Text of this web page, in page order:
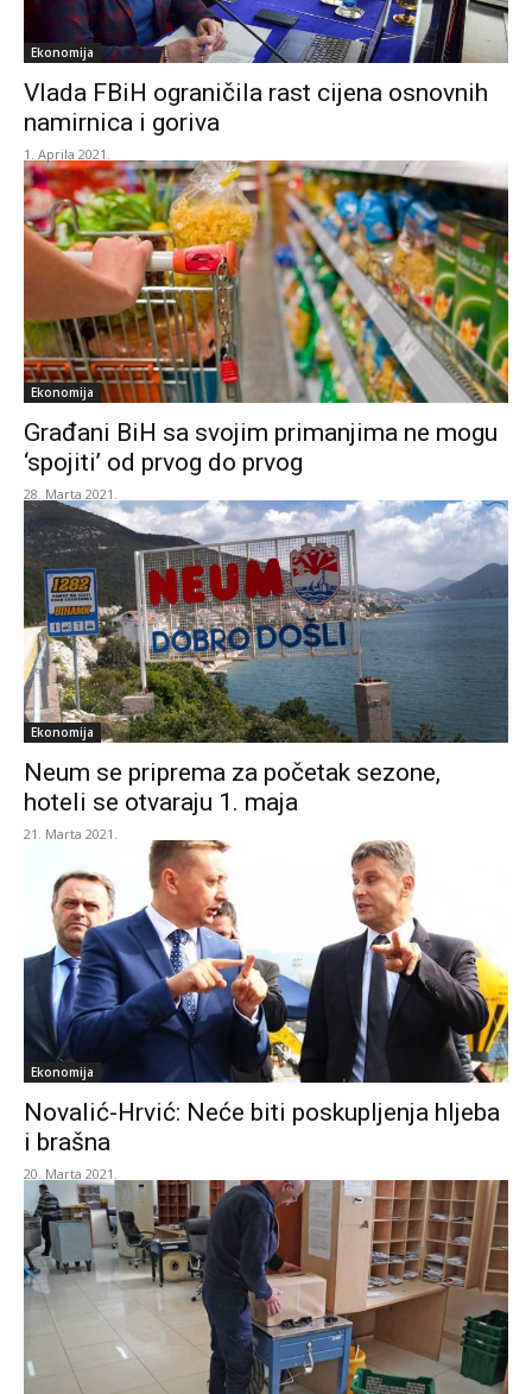
Ekonomija
Vlada FBiH ograničila rast cijena osnovnih
namirnica i goriva
1. Aprila 2021.
Ekonomija
Građani BiH sa svojim primanjima ne mogu
‘spojiti’ od prvog do prvog
28. Marta 2021.
Ekonomija
Neum se priprema za početak sezone,
hoteli se otvaraju 1. maja
21. Marta 2021.
Ekonomija
Novalić-Hrvić: Neće biti poskupljenja hljeba
i brašna
20. Marta 2021.